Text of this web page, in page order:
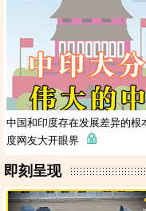
中国和印度存在发展差异的根
度网友大开眼界
即刻呈现